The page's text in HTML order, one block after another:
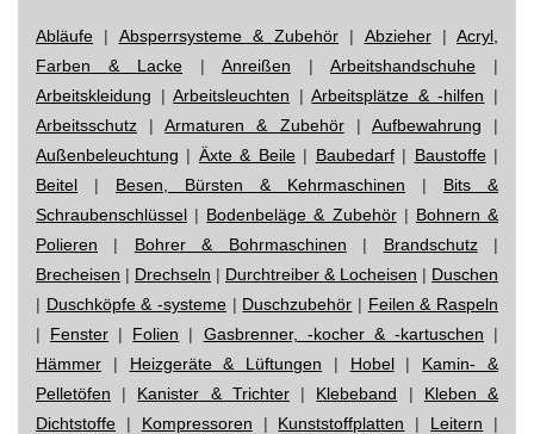
Abläufe | Absperrsysteme & Zubehör | Abzieher| Acryl,
Farben & Lacke | Anreißen | Arbeitshandschuhe |
Arbeitskleidung |Arbeitsleuchten |Arbeitsplätze & -hilfen |
Arbeitsschutz |Armaturen & Zubehör| Aufbewahrung |
Außenbeleuchtung | Äxte & Beile| Baubedarf| Baustoffe|
Beitel | Besen, Bürsten & Kehrmaschinen | Bits &
Schraubenschlüssel | Bodenbeläge & Zubehör| Bohnern &
Polieren | Bohrer & Bohrmaschinen | Brandschutz|
Brecheisen | Drechseln | Durchtreiber & Locheisen | Duschen
| Duschköpfe & -systeme | Duschzubehör | Feilen & Raspeln
| Fenster | Folien | Gasbrenner, -kocher & -kartuschen |
Hämmer | Heizgeräte & Lüftungen | Hobel| Kamin- &
Pelletöfen | Kanister & Trichter| Klebeband | Kleben &
Dichtstoffe | Kompressoren | Kunststoffplatten | Leitern |